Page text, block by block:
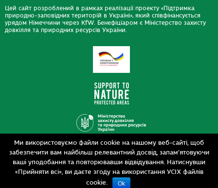
Ми використовуємо файли cookie на нашому веб-сайті, щоб
забезпечити вам найбільш релевантний досвід, запам’ятовуючи
ваші уподобання та повторювавши відвідування. Натиснувши
«Прийняти всі», ви даєте згоду на використання УСІХ файлів
cookie.
Ok
Цей сайт розроблений в рамках реалізації проекту «Підтримка
природно-заповідних територій в Україні», який співфінансується
урядом Німеччини через KfW. Бенефіціаром є Міністерство захисту
довкілля та природних ресурсів України.
Дизайн
Розробка
siteGist